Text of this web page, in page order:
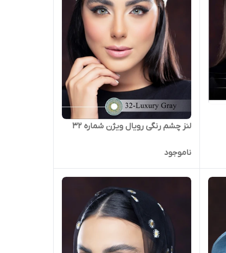
لنز چشم رنگی رویال ویژن شماره 32
ناموجود